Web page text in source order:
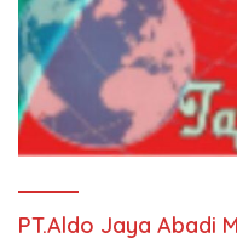
PT.Aldo Jaya Abadi